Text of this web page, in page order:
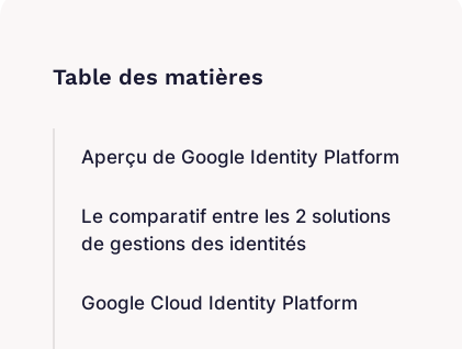
Aperçu de Google Identity Platform
Le comparatif entre les 2 solutions
de gestions des identités
Google Cloud Identity Platform